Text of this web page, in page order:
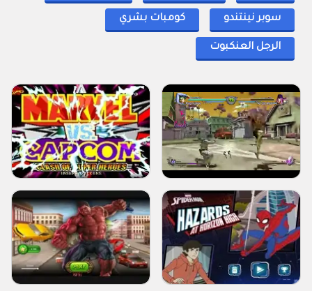
سوبر نينتندو كومبات بشري
الرجل العنكبوت